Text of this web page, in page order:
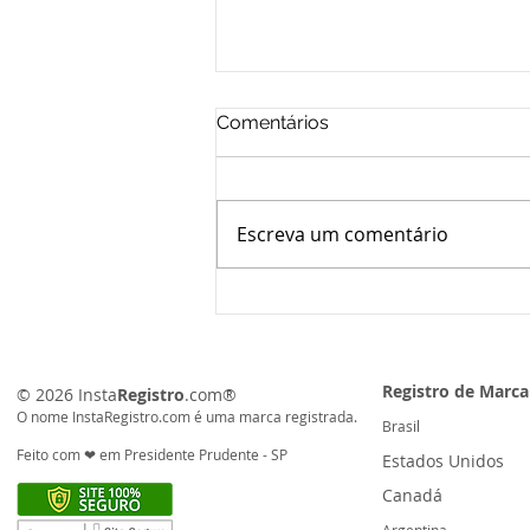
Recebeu uma notificação
por uso indevido de marca?
Comentários
Escreva um comentário
© 2026 InstaRegistro.com®️
O nome InstaRegistro.com é uma marca registrada.
Feito com ❤ em Presidente Prudente - SP
Registro de
Brasil
Estados Unidos
Canadá